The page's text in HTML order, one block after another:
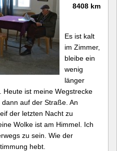
8408 km
Es ist kalt
im Zimmer,
bleibe ein
wenig
länger
ist meine Wegstrecke
auf der Straße. An
der letzten Nacht zu
Wolke ist am Himmel. Ich
zu sein. Wie der
hebt.